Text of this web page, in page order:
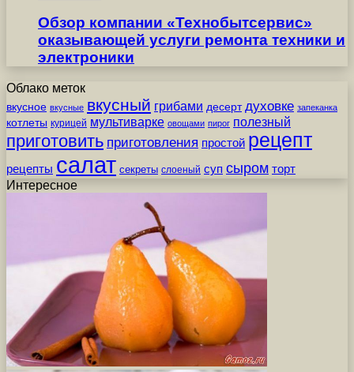
Обзор компании «Технобытсервис»
оказывающей услуги ремонта техники и
электроники
Облако меток
вкусное вкусные вкусный грибами десерт духовке запеканка
котлеты курицей мультиварке овощами пирог полезный
приготовить приготовления простой рецепт
рецепты салат секреты слоеный суп сыром торт
Интересное